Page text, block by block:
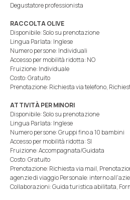
Degustatore professionista
RACCOLTA OLIVE
Disponibile: Solo su prenotazione
Lingua Parlata: Inglese
Numero persone: Individuali
Accesso per mobilità ridotta: NO
Fruizione: Individuale
Costo: Gratuito
Prenotazione: Richiesta via telefono,
ATTIVITÀ PER MINORI
Disponibile: Solo su prenotazione
Lingua Parlata: Inglese
Numero persone: Gruppi fino a 10 bambini
Accesso per mobilità ridotta: SI
Fruizione: Accompagnata/Guidata
Costo: Gratuito
Prenotazione: Richiesta via mail,
agenzie di viaggio Personale: interno
Collaborazioni: Guida turistica abilitata,